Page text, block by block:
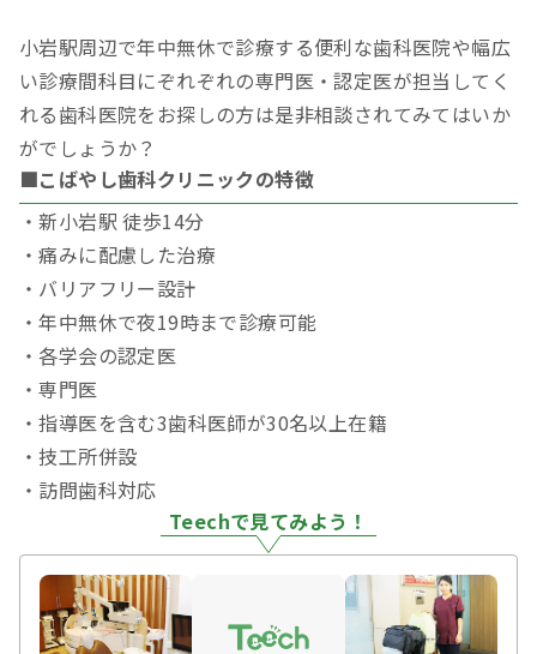
小岩駅周辺で年中無休で診療する便利な歯科医院や幅広
い診療間科目にぞれぞれの専門医・認定医が担当してく
れる歯科医院をお探しの方は是非相談されてみてはいか
がでしょうか？
■こばやし歯科クリニックの特徴
・新小岩駅 徒歩14分
・痛みに配慮した治療
・バリアフリー設計
・年中無休で夜19時まで診療可能
・各学会の認定医
・専門医
・指導医を含む3歯科医師が30名以上在籍
・技工所併設
・訪問歯科対応
Teechで見てみよう！